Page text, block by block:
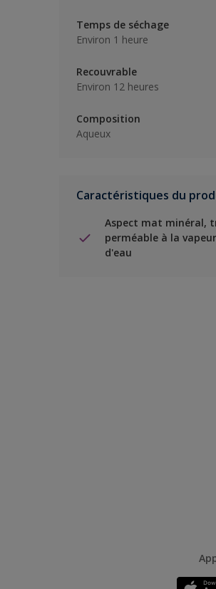
Temps de séchage
Environ 1 heure
Recouvrable
Environ 12 heures
Composition
Aqueux
Caractéristiques du
Aspect mat minéral,
perméable à la vapeur
d'eau